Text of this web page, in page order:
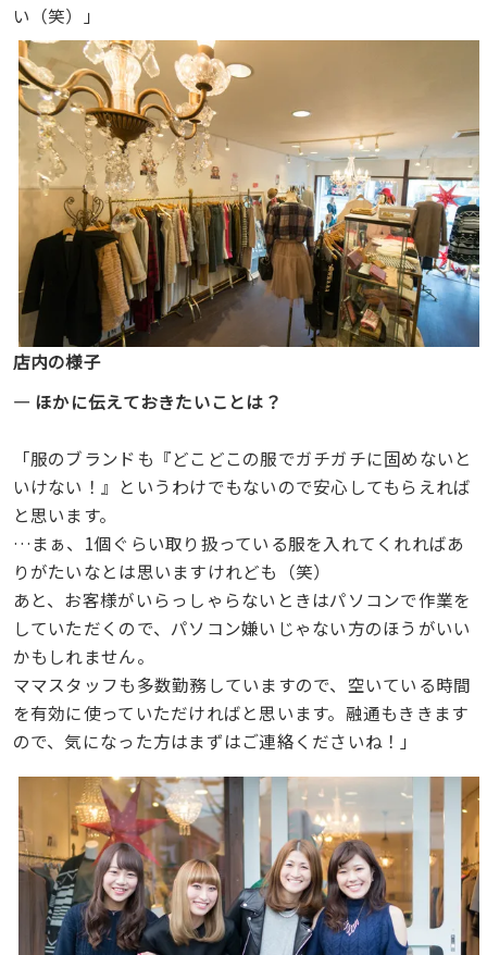
い（笑）」
店内の様子
― ほかに伝えておきたいことは？
「服のブランドも『どこどこの服でガチガチに固めないと
いけない！』というわけでもないので安心してもらえれば
と思います。
…まぁ、1個ぐらい取り扱っている服を入れてくれればあ
りがたいなとは思いますけれども（笑）
あと、お客様がいらっしゃらないときはパソコンで作業を
していただくので、パソコン嫌いじゃない方のほうがいい
かもしれません。
ママスタッフも多数勤務していますので、空いている時間
を有効に使っていただければと思います。融通もききます
ので、気になった方はまずはご連絡くださいね！」